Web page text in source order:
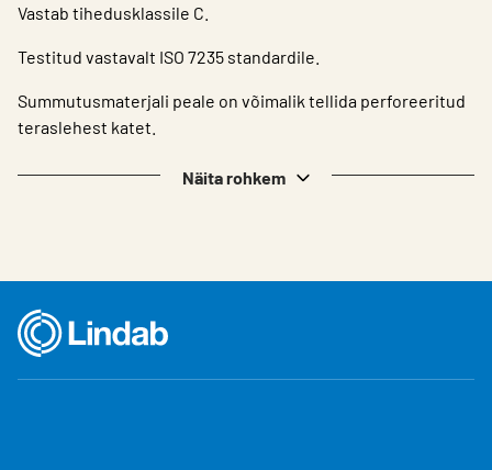
Vastab tihedusklassile C.
Testitud vastavalt ISO 7235 standardile.
Summutusmaterjali peale on võimalik tellida perforeeritud
teraslehest katet.
Näita rohkem